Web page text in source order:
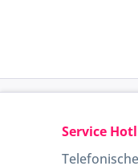
Service